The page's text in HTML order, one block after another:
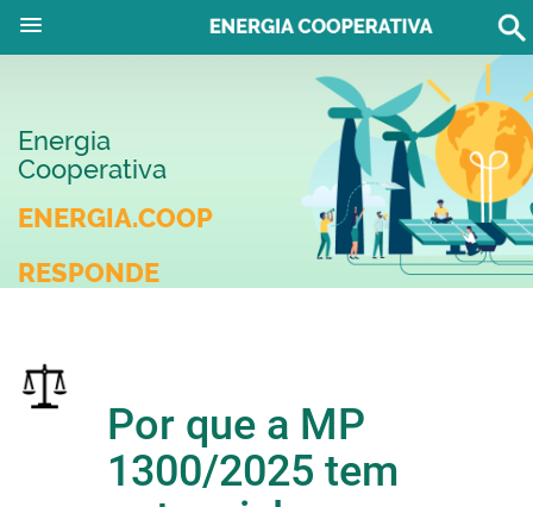
Energia
Cooperativa
ENERGIA.COOP
RESPONDE
Por que a MP
1300/2025 tem